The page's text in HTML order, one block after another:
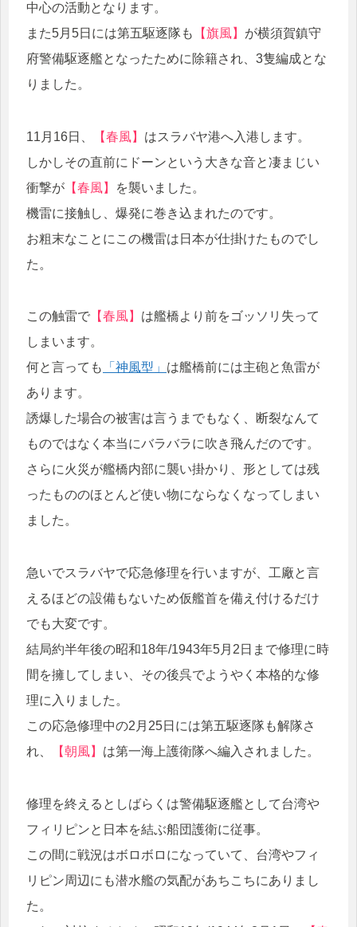
中心の活動となります。
また5月5日には第五駆逐隊も
【旗風】 が横須賀鎮守
府警備駆逐艦となったために除籍され、3隻編成とな
りました。
11月16日、 【春風】 はスラバヤ港へ入港します。
しかしその直前にドーンという大きな音と凄まじい
衝撃が 【春風】
を襲いました。
機雷に接触し、爆発に巻き込まれたのです。
お粗末なことにこの機雷は日本が仕掛けたものでし
た。
この触雷で 【春風】 は艦橋より前をゴッソリ失って
しまいます。
何と言っても
「神風型」 は艦橋前には主砲と魚雷が
あります。
誘爆した場合の被害は言うまでもなく、断裂なんて
ものではなく本当にバラバラに吹き飛んだのです。
さらに火災が艦橋内部に襲い掛かり、形としては残
ったもののほとんど使い物にならなくなってしまい
ました。
急いでスラバヤで応急修理を行いますが、工廠と言
えるほどの設備もないため仮艦首を備え付けるだけ
でも大変です。
結局約半年後の昭和18年/1943年5月2日まで修理に時
間を擁してしまい、その後呉でようやく本格的な修
理に入りました。
この応急修理中の2月25日には第五駆逐隊も解隊さ
れ、
【朝風】 は第一海上護衛隊へ編入されました。
修理を終えるとしばらくは警備駆逐艦として台湾や
フィリピンと日本を結ぶ船団護衛に従事。
この間に戦況はボロボロになっていて、台湾やフィ
リピン周辺にも潜水艦の気配があちこちにありまし
た。